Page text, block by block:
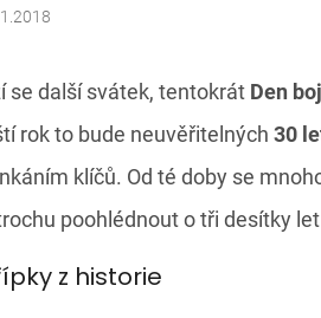
se další svátek, tentokrát Den
rok to bude neuvěřitelných 30
klíčů. Od té doby se
poohlédnout o tři desítky
z historie